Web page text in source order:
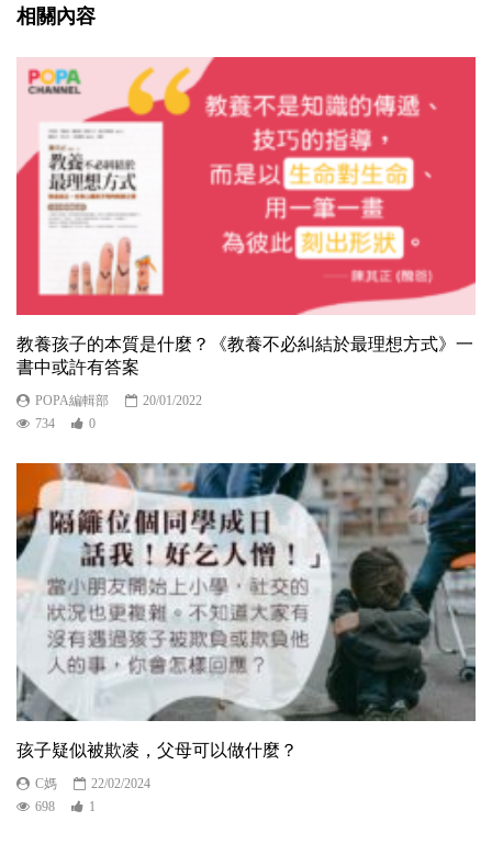
相關內容
教養孩子的本質是什麼？《教養不必糾結於最理想方式》一
書中或許有答案
POPA編輯部
20/01/2022
734
0
孩子疑似被欺凌，父母可以做什麼？
C媽
22/02/2024
698
1